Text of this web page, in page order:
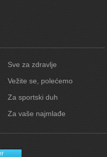
Sve za zdravlje
Vežite se, polećemo
Za sportski duh
Za vaše najmlađe